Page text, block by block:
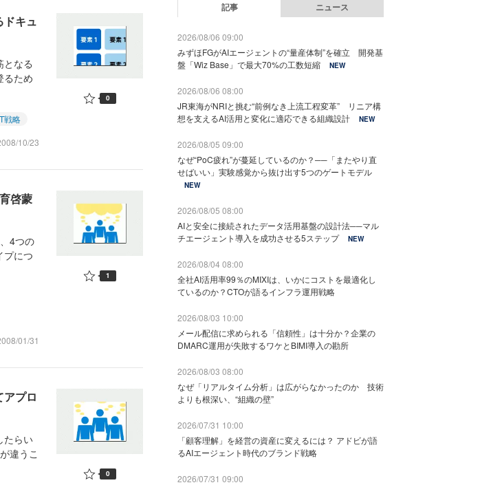
ドキュ
となる
るため
戦略
10/23
0
啓蒙
4つの
プにつ
01/31
1
プロ
たらい
違うこ
0
記事 ニュース
2026/08/06 09:00
みずほFGがAIエージェントの“量産体制”を確立 開発基
盤「Wiz Base」で最大70%の工数短縮
NEW
2026/08/06 08:00
JR東海がNRIと挑む“前例なき上流工程変革” リニア構
想を支えるAI活用と変化に適応できる組織設計
NEW
2026/08/05 09:00
なぜ“PoC疲れ”が蔓延しているのか？──「またやり直
せばいい」実験感覚から抜け出す5つのゲートモデル
NEW
2026/08/05 08:00
AIと安全に接続されたデータ活用基盤の設計法──マル
チエージェント導入を成功させる5ステップ
NEW
2026/08/04 08:00
全社AI活用率99％のMIXIは、いかにコストを最適化し
ているのか？CTOが語るインフラ運用戦略
2026/08/03 10:00
メール配信に求められる「信頼性」は十分か？企業の
DMARC運用が失敗するワケとBIMI導入の勘所
2026/08/03 08:00
なぜ「リアルタイム分析」は広がらなかったのか 技術
よりも根深い、“組織の壁”
2026/07/31 10:00
「顧客理解」を経営の資産に変えるには？ アドビが語
るAIエージェント時代のブランド戦略
2026/07/31 09:00